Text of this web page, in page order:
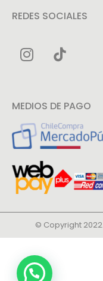
REDES SOCIALES
MEDIOS DE PAGO
© Copyright